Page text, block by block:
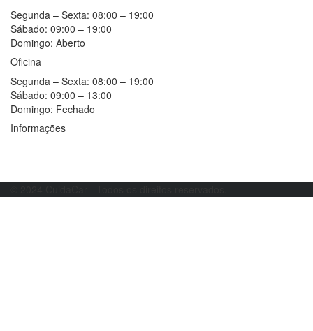
Segunda – Sexta: 08:00 – 19:00
Sábado: 09:00 – 19:00
Domingo: Aberto
Oficina
Segunda – Sexta: 08:00 – 19:00
Sábado: 09:00 – 13:00
Domingo: Fechado
Informações